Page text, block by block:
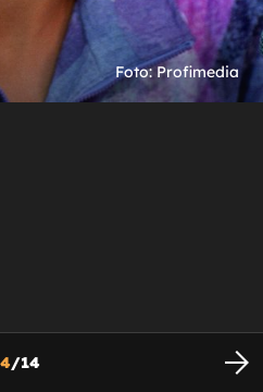
Foto: Profimedia
4/14